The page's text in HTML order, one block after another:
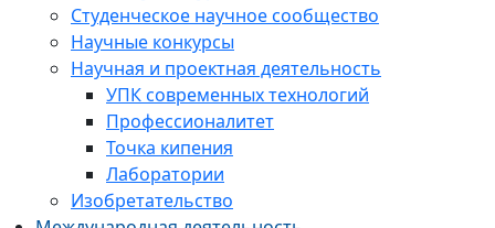
Студенческое научное сообщество
Научные конкурсы
Научная и проектная деятельность
УПК современных технологий
Профессионалитет
Точка кипения
Лаборатории
Изобретательство